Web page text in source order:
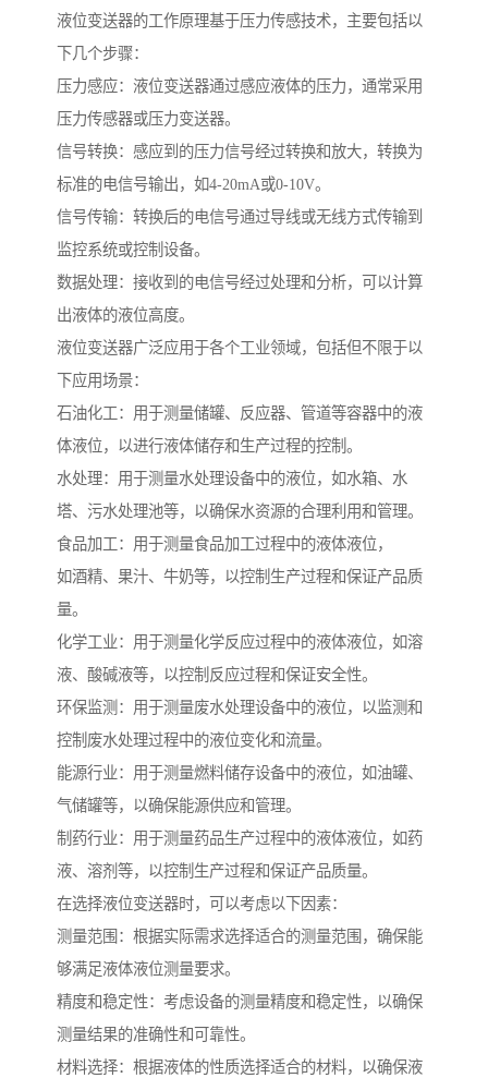
液位变送器的工作原理基于压力传感技术，主要包括以
下几个步骤：
压力感应：液位变送器通过感应液体的压力，通常采用
压力传感器或压力变送器。
信号转换：感应到的压力信号经过转换和放大，转换为
标准的电信号输出，如4-20mA或0-10V。
信号传输：转换后的电信号通过导线或无线方式传输到
监控系统或控制设备。
数据处理：接收到的电信号经过处理和分析，可以计算
出液体的液位高度。
液位变送器广泛应用于各个工业领域，包括但不限于以
下应用场景：
石油化工：用于测量储罐、反应器、管道等容器中的液
体液位，以进行液体储存和生产过程的控制。
水处理：用于测量水处理设备中的液位，如水箱、水
塔、污水处理池等，以确保水资源的合理利用和管理。
食品加工：用于测量食品加工过程中的液体液位，
如酒精、果汁、牛奶等，以控制生产过程和保证产品质
量。
化学工业：用于测量化学反应过程中的液体液位，如溶
液、酸碱液等，以控制反应过程和保证安全性。
环保监测：用于测量废水处理设备中的液位，以监测和
控制废水处理过程中的液位变化和流量。
能源行业：用于测量燃料储存设备中的液位，如油罐、
气储罐等，以确保能源供应和管理。
制药行业：用于测量药品生产过程中的液体液位，如药
液、溶剂等，以控制生产过程和保证产品质量。
在选择液位变送器时，可以考虑以下因素：
测量范围：根据实际需求选择适合的测量范围，确保能
够满足液体液位测量要求。
精度和稳定性：考虑设备的测量精度和稳定性，以确保
测量结果的准确性和可靠性。
材料选择：根据液体的性质选择适合的材料，以确保液